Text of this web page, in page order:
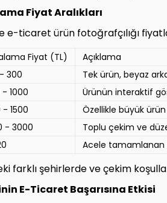
Fiyat Aralıkları
e-ticaret ürün fotoğrafçılığı
Fiyat (TL)
Açıklama
300
Tek ürün, beyaz
1000
Ürünün interaktif
- 1500
Özellikle büyük
- 3000
Toplu çekim ve
Acele tamamlanan
farklı şehirlerde ve çekim
E-Ticaret Başarısına Etkisi